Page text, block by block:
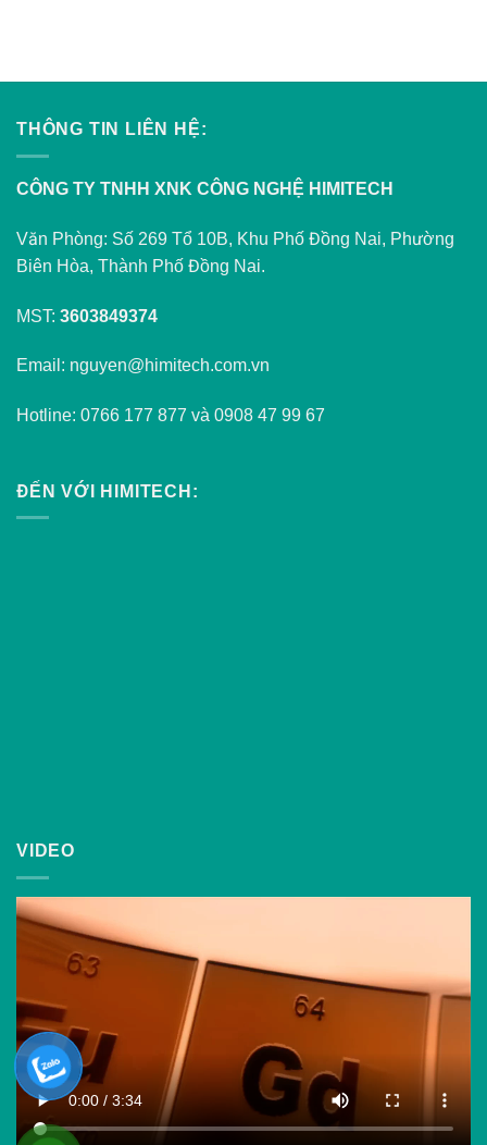
THÔNG TIN LIÊN HỆ:
CÔNG TY TNHH XNK CÔNG NGHỆ HIMITECH
Văn Phòng: Số 269 Tổ 10B, Khu Phố Đồng Nai, Phường
Biên Hòa, Thành Phố Đồng Nai.
MST: 3603849374
Email: nguyen@himitech.com.vn
Hotline: 0766 177 877 và 0908 47 99 67
ĐẾN VỚI HIMITECH:
VIDEO